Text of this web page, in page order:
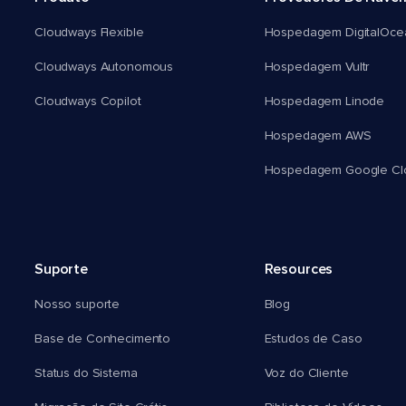
Cloudways Flexible
Cloudways Autonomous
Cloudways Copilot
Hospedagem
Hospedagem Vultr
Hospedagem Linode
Hospedagem AWS
Hospedagem Google
Suporte
Nosso suporte
Base de Conhecimento
Status do Sistema
Resources
Blog
Estudos de Caso
Voz do Cliente